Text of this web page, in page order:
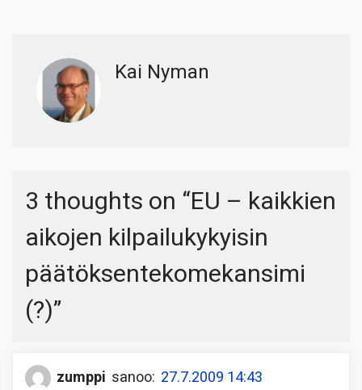
Kai Nyman
3 thoughts on “EU – kaikkien
aikojen kilpailukykyisin
päätöksentekomekansimi
(?)”
zumppi sanoo: 27.7.2009 14:43